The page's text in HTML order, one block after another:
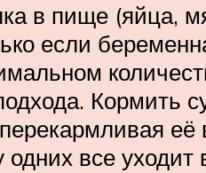
в пище (яйца,
если
Кормить
все уходит